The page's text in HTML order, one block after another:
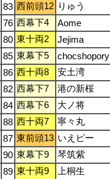
83 西前頭12 りゅう
76 西幕下4 Aome
80 東十両2 Jejima
85 東幕下5
86 西十両8 安土湾
82 西幕下7 港の新桜
84 西幕下6 大ノ将
88 西十両7 寧々丸
87 東前頭13 いえピー
90 東幕下9 琴筑紫
89 東十両9 上桐生